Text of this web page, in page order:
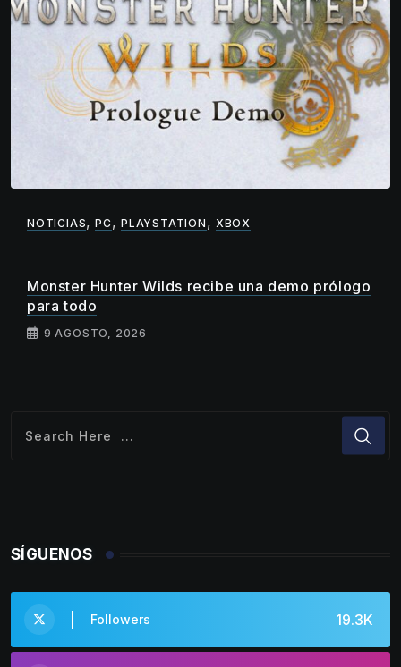
NOTICIAS,PC,PLAYSTATION , XBOX
Monster Hunter Wilds recibe una demo prólogo
para todo
9 AGOSTO, 2026
SÍGUENOS
19.3K
Followers